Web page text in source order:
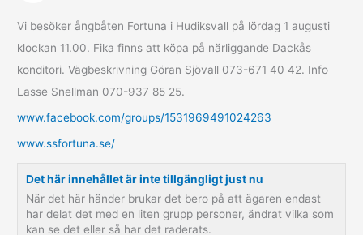
Vi besöker ångbåten Fortuna i Hudiksvall på lördag 1 augusti
klockan 11.00. Fika finns att köpa på närliggande Dackås
konditori. Vägbeskrivning Göran Sjövall 073-671 40 42. Info
Lasse Snellman 070-937 85 25.
www.facebook.com/groups/1531969491024263
www.ssfortuna.se/
Det här innehållet är inte tillgängligt just nu
När det här händer brukar det bero på att ägaren endast
har delat det med en liten grupp personer, ändrat vilka som
kan se det eller så har det raderats.